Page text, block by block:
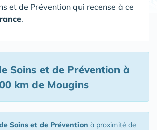
et de Prévention qui recense à ce
.
Soins et de Prévention à
km de Mougins
Soins et de Prévention à proximité de